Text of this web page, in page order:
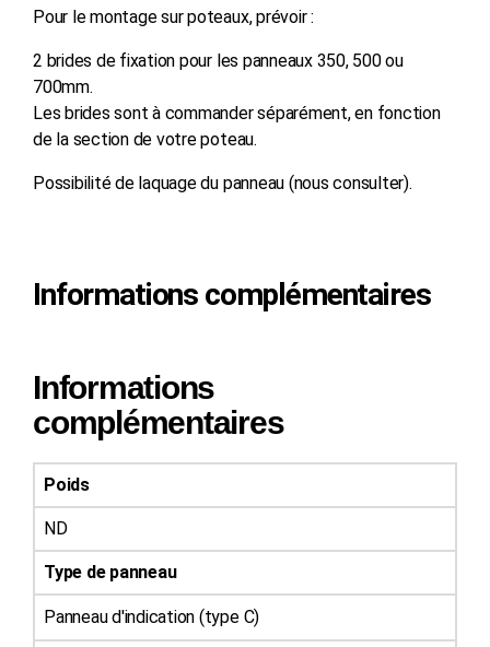
Pour le montage sur poteaux, prévoir :
2 brides de fixation pour les panneaux 350, 500 ou
700mm.
Les brides sont à commander séparément, en fonction
de la section de votre poteau.
Possibilité de laquage du panneau (nous consulter).
Informations complémentaires
Informations
complémentaires
Poids
ND
Type de panneau
Panneau d'indication (type C)